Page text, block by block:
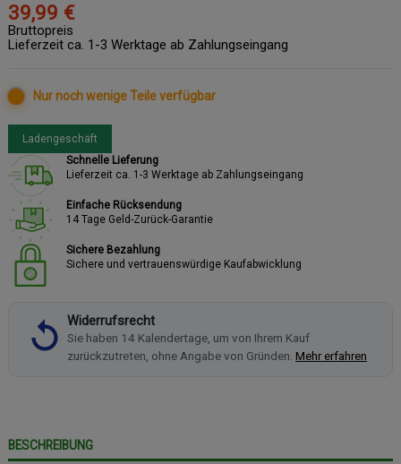
39,99 €
Bruttopreis
Lieferzeit ca. 1-3 Werktage ab Zahlungseingang
Nur noch wenige Teile verfügbar
Ladengeschäft
Schnelle Lieferung
Lieferzeit ca. 1-3 Werktage ab Zahlungseingang
Einfache Rücksendung
14 Tage Geld-Zurück-Garantie
Sichere Bezahlung
Sichere und vertrauenswürdige Kaufabwicklung
Widerrufsrecht
Sie haben 14 Kalendertage, um von Ihrem Kauf
zurückzutreten, ohne Angabe von Gründen. Mehr erfahren
BESCHREIBUNG